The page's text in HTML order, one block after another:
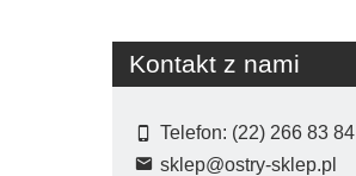
Kontakt z nami
Telefon: (22) 266 83 84
sklep@ostry-sklep.pl